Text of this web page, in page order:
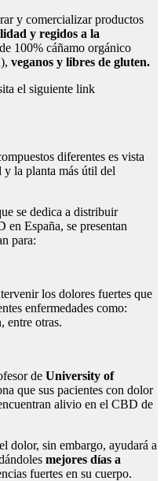
y comercializar productos
y regidos a la
100% cáñamo orgánico
veganos y libres de gluten.
el siguiente link
diferentes es vista
y la planta más útil del
se dedica a distribuir
España, se presentan
para:
los dolores fuertes que
enfermedades como:
entre otras.
de University of
que sus pacientes con dolor
alivio en el CBD de
dolor, sin embargo, ayudará a
mejores días a
fuertes en su cuerpo.